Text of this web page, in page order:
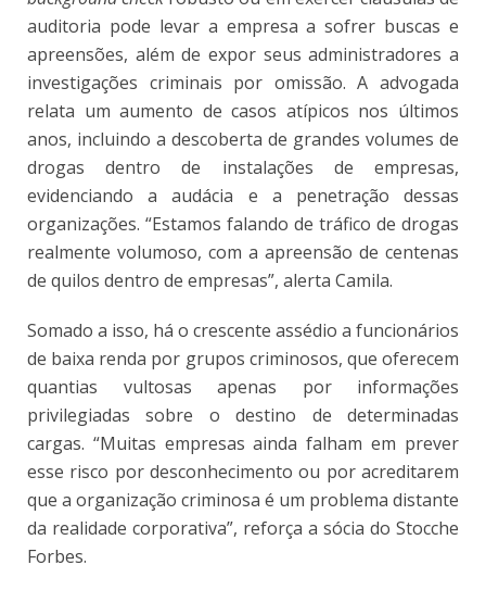
auditoria pode levar a empresa a sofrer buscas e
apreensões, além de expor seus administradores a
investigações criminais por omissão. A advogada
relata um aumento de casos atípicos nos últimos
anos, incluindo a descoberta de grandes volumes de
drogas dentro de instalações de empresas,
evidenciando a audácia e a penetração dessas
organizações. “Estamos falando de tráfico de drogas
realmente volumoso, com a apreensão de centenas
de quilos dentro de empresas”, alerta Camila.
Somado a isso, há o crescente assédio a funcionários
de baixa renda por grupos criminosos, que oferecem
quantias vultosas apenas por informações
privilegiadas sobre o destino de determinadas
cargas. “Muitas empresas ainda falham em prever
esse risco por desconhecimento ou por acreditarem
que a organização criminosa é um problema distante
da realidade corporativa”, reforça a sócia do Stocche
Forbes.